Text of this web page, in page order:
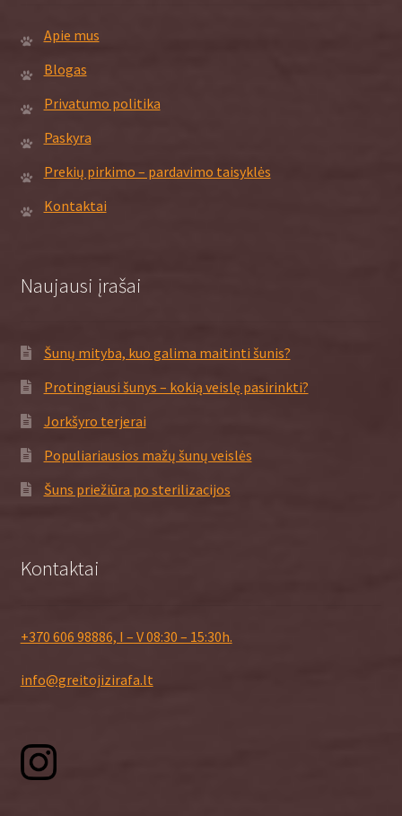
Apie mus
Blogas
Privatumo politika
Paskyra
Prekių pirkimo – pardavimo taisyklės
Kontaktai
Naujausi įrašai
Šunų mityba, kuo galima maitinti šunis?
Protingiausi šunys – kokią veislę pasirinkti?
Jorkšyro terjerai
Populiariausios mažų šunų veislės
Šuns priežiūra po sterilizacijos
Kontaktai
+370 606 98886, I – V 08:30 – 15:30h.
info@greitojizirafa.lt